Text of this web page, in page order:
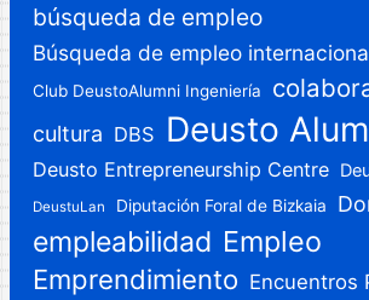
búsqueda de empleo
Búsqueda de empleo
Club DeustoAlumni Ingeniería
cultura DBS Deusto
Deusto Entrepreneurship Centre
DeustuLan Diputación Foral de Bizkaia
empleabilidad Empleo
Emprendimiento Encuentros